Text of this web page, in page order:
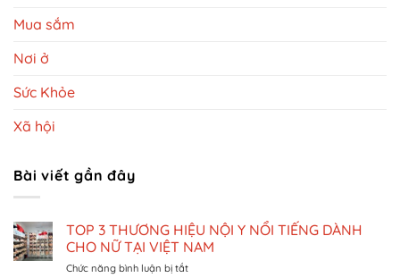
Mua sắm
Nơi ở
Sức Khỏe
Xã hội
Bài viết gần đây
TOP 3 THƯƠNG HIỆU NỘI Y NỔI TIẾNG DÀNH
CHO NỮ TẠI VIỆT NAM
Chức năng bình luận bị tắtở